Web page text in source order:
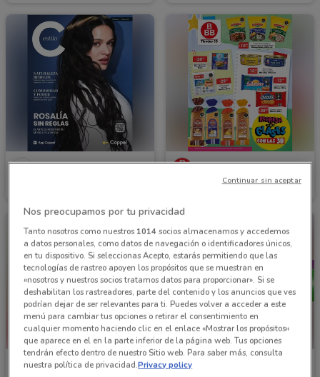
Coppel Tiendas 3B
Waldos
Nos preocupamos por tu privacidad
Tanto nosotros como nuestros 1014socios almacenamos y accedemos
a datos personales, como datos de navegación o identificadores únicos,
en tu dispositivo. Si seleccionas Acepto, estarás permitiendo que las
tecnologías de rastreo apoyen los propósitos que se muestran en
«nosotros y nuestros socios tratamos datos para proporcionar». Si se
deshabilitan los rastreadores, parte del contenido y los anuncios que ves
podrían dejar de ser relevantes para ti. Puedes volver a acceder a este
menú para cambiar tus opciones o retirar el consentimiento en
cualquier momento haciendo clic en el enlace «Mostrar los propósitos»
que aparece en el en la parte inferior de la página web. Tus opciones
tendrán efecto dentro de nuestro Sitio web. Para saber más, consulta
nuestra política de privacidad.Privacy policy
Continuar sin aceptar